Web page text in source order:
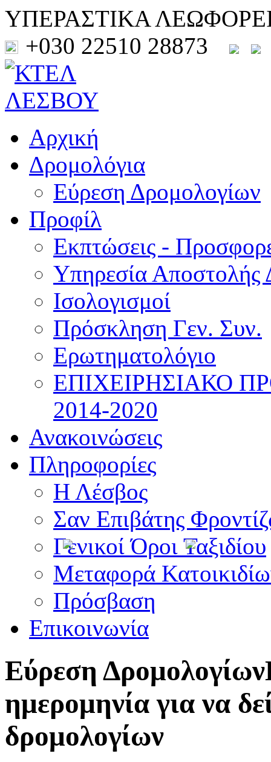
ΥΠΕΡΑΣΤΙΚΑ
+030 22510 28873
Αρχική
Δρομολόγια
Εύρεση Δρομολογίων
Προφίλ
Εκπτώσεις -
Υπηρεσία Αποστολής
Ισολογισμοί
Πρόσκληση Γεν. Συν.
Ερωτηματολόγιο
ΕΠΙΧΕΙΡΗΣΙΑΚΟ
2014-2020
Ανακοινώσεις
Πληροφορίες
Η Λέσβος
Σαν Επιβάτης
Γενικοί Όροι Ταξιδίου
Μεταφορά
Πρόσβαση
Επικοινωνία
Εύρεση Δρομολογίων
ημερομηνία για να
δρομολογίων